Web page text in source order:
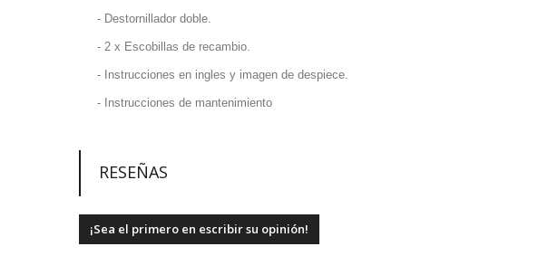
- Destornillador doble.
- 2 x Escobillas de recambio.
- Instrucciones en ingles y imagen de despiece.
- Instrucciones de mantenimiento
RESEÑAS
¡Sea el primero en escribir su opinión!